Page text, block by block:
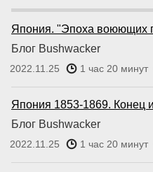
Япония. "Эпоха воюющих
Блог Bushwacker
2022.11.25 1 час 20 минут
Япония 1853-1869. Конец
Блог Bushwacker
2022.11.25 1 час 20 минут